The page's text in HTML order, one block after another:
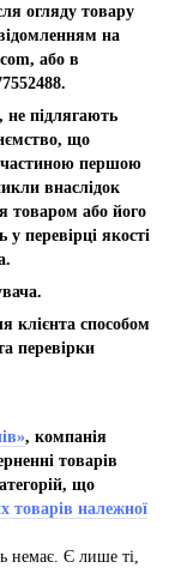
огляду товару
на
, або в
не підлягають
що
частиною першою
внаслідок
товаром або його
перевірці якості
клієнта способом
перевірки
, компанія
товарів
що
товарів належної
немає. Є лише ті,